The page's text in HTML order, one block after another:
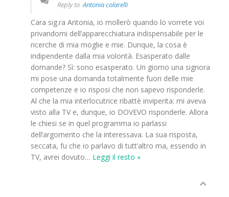
Reply toAntonia colarelli
Cara sig.ra Antonia, io mollerò quando lo vorrete voi
privandomi dell’apparecchiatura indispensabile per le
ricerche di mia moglie e mie. Dunque, la cosa è
indipendente dalla mia volontà. Esasperato dalle
domande? Sì: sono esasperato. Un giorno una signora
mi pose una domanda totalmente fuori delle mie
competenze e io risposi che non sapevo risponderle.
Al che la mia interlocutrice ribattè inviperita: mi aveva
visto alla TV e, dunque, io DOVEVO risponderle. Allora
le chiesi se in quel programma io parlassi
dell’argomento che la interessava. La sua risposta,
seccata, fu che io parlavo di tutt’altro ma, essendo in
TV, avrei dovuto… Leggi il resto »